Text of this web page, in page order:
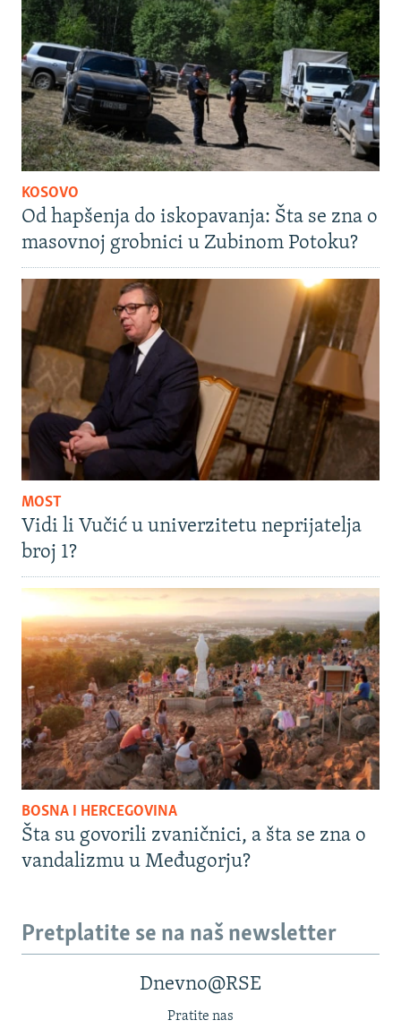
KOSOVO
Od hapšenja do iskopavanja: Šta se zna o
masovnoj grobnici u Zubinom Potoku?
MOST
Vidi li Vučić u univerzitetu neprijatelja
broj 1?
BOSNA I HERCEGOVINA
Šta su govorili zvaničnici, a šta se zna o
vandalizmu u Međugorju?
Pretplatite se na naš newsletter
Dnevno@RSE
Pratite nas